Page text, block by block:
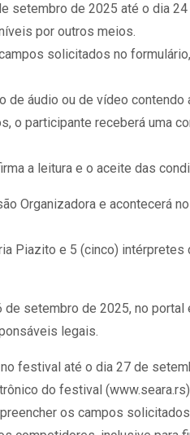
setembro de 2025 até o dia
por outros meios.
solicitados no
áudio ou de vídeo
o participante receberá uma
a leitura e o aceite das
Organizadora e acontecerá
Piazito e 5 (cinco)
setembro de 2025, no
legais.
festival até o dia 27 de
do festival
os campos solicitados